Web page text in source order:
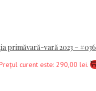
primăvară-vară 2023 – #036
curent este: 290,00 lei.